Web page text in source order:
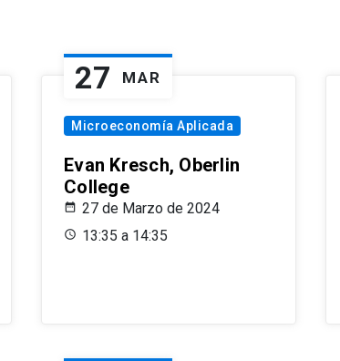
27 MAR
Microeconomía Aplicada
Evan Kresch, Oberlin
College
27 de Marzo de 2024
13:35 a 14:35